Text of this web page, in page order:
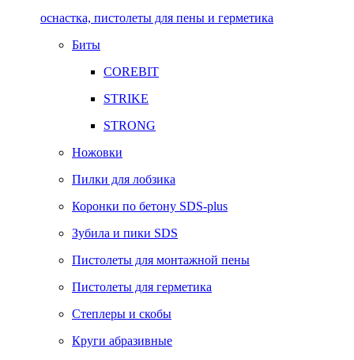
оснастка, пистолеты для пены и герметика
Биты
COREBIT
STRIKE
STRONG
Ножовки
Пилки для лобзика
Коронки по бетону SDS-plus
Зубила и пики SDS
Пистолеты для монтажной пены
Пистолеты для герметика
Степлеры и скобы
Круги абразивные